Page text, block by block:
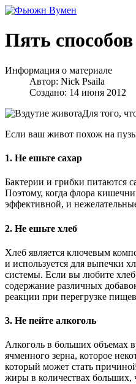
Пять
Информация о материале
Автор: Nick Psaila
Создано: 14 июня 2012
Для того,
Если ваш живот похож на
1. Не ешьте сахар
Бактерии и грибки питаются
Поэтому, когда флора
эффективной, и
2. Не ешьте хлеб
Хлеб является ключевым
и используется для выпечки
системы. Если вы любите
содержание различных
реакции при перегрузке
3. Не пейте алкоголь
Алкоголь в больших объемах
ячменного зерна, которое
который может стать
жиры в количествах больших,